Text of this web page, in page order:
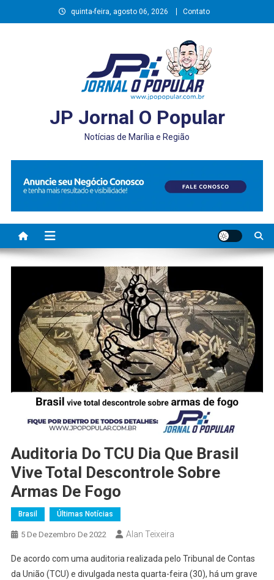
to
quinta-feira, agosto 06, 2026 Contato
JP Jornal O Popular
Notícias de Marília e Região
Auditoria Do TCU Dia Que Brasil
Vive Total Descontrole Sobre
Armas De Fogo
Brasil Últimas Notícias
5 De Dezembro De 2022 Alan Teixeira
De acordo com uma auditoria realizada pelo Tribunal de Contas
da União (TCU) e divulgada nesta quarta-feira (30), há um grave